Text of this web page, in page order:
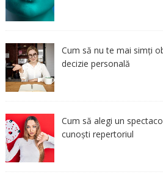
Cum să nu te mai simți
decizie personală
Cum să alegi un
cunoști repertoriul